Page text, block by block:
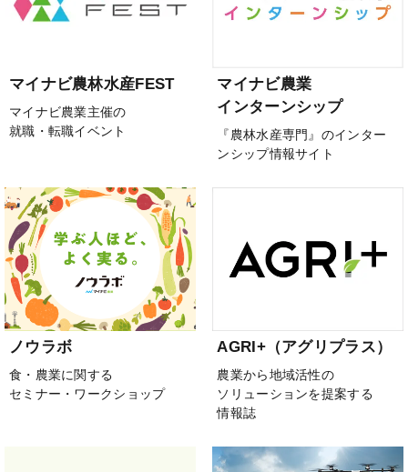
マイナビ農林水産FEST
マイナビ農業主催の
就職・転職イベント
マイナビ農業
インターンシップ
『農林水産専門』のインター
ンシップ情報サイト
ノウラボ
食・農業に関する
セミナー・ワークショップ
AGRI+（アグリプラス）
農業から地域活性の
ソリューションを提案する
情報誌